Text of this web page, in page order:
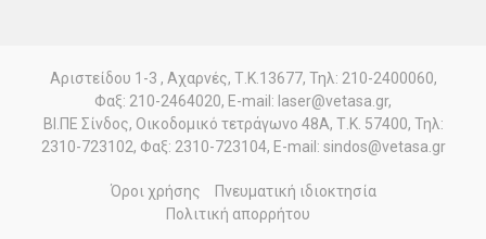
Αριστείδου 1-3 , Αχαρνές, Τ.Κ.13677, Τηλ: 210-2400060,
Φαξ: 210-2464020, E-mail: laser@vetasa.gr,
ΒΙ.ΠΕ Σίνδος, Οικοδομικό τετράγωνο 48Α, Τ.Κ. 57400, Τηλ:
2310-723102, Φαξ: 2310-723104, E-mail: sindos@vetasa.gr
Όροι χρήσης
Πνευματική ιδιοκτησία
Πολιτική απορρήτου